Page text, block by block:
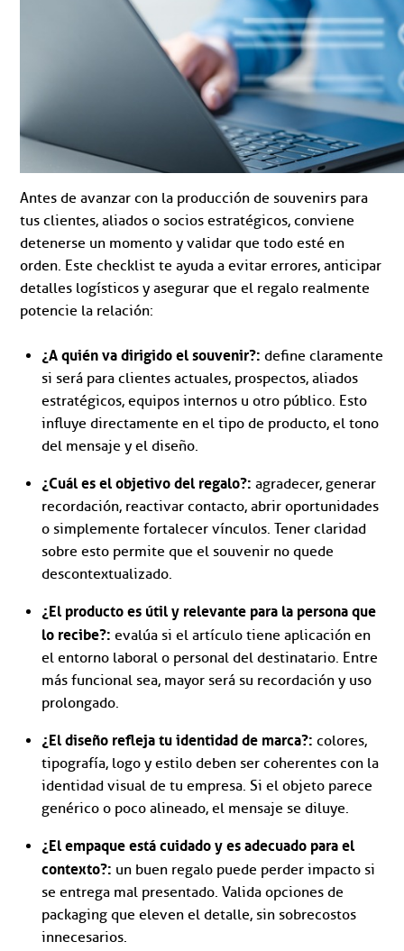
Antes de avanzar con la producción de souvenirs para
tus clientes, aliados o socios estratégicos, conviene
detenerse un momento y validar que todo esté en
orden. Este checklist te ayuda a evitar errores, anticipar
detalles logísticos y asegurar que el regalo realmente
potencie la relación:
¿A quién va dirigido el souvenir?: define claramente
si será para clientes actuales, prospectos, aliados
estratégicos, equipos internos u otro público. Esto
influye directamente en el tipo de producto, el tono
del mensaje y el diseño.
¿Cuál es el objetivo del regalo?: agradecer, generar
recordación, reactivar contacto, abrir oportunidades
o simplemente fortalecer vínculos. Tener claridad
sobre esto permite que el souvenir no quede
descontextualizado.
¿El producto es útil y relevante para la persona que
lo recibe?: evalúa si el artículo tiene aplicación en
el entorno laboral o personal del destinatario. Entre
más funcional sea, mayor será su recordación y uso
prolongado.
¿El diseño refleja tu identidad de marca?: colores,
tipografía, logo y estilo deben ser coherentes con la
identidad visual de tu empresa. Si el objeto parece
genérico o poco alineado, el mensaje se diluye.
¿El empaque está cuidado y es adecuado para el
contexto?: un buen regalo puede perder impacto si
se entrega mal presentado. Valida opciones de
packaging que eleven el detalle, sin sobrecostos
innecesarios.